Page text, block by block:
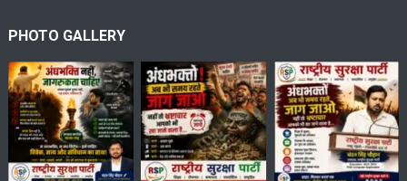
PHOTO GALLERY